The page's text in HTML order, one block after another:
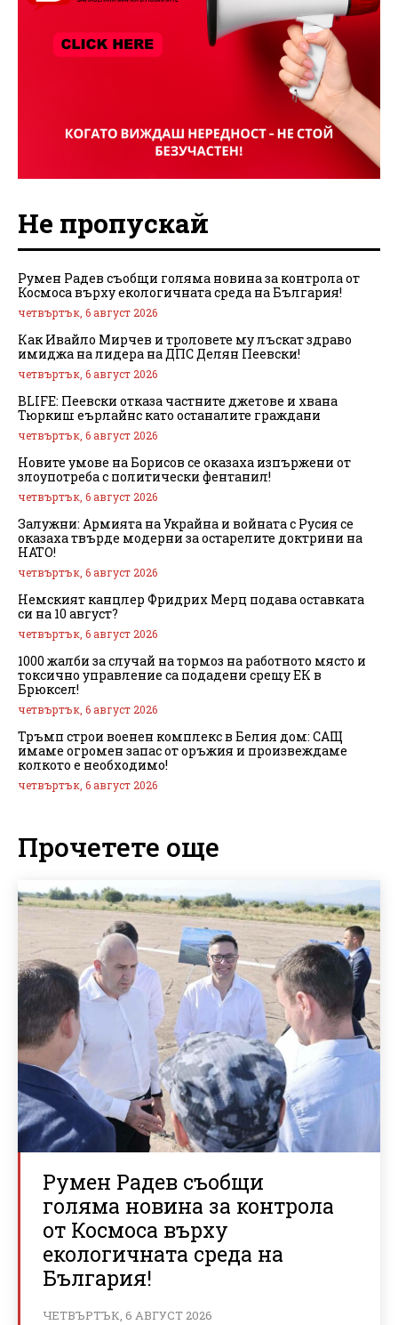
Не пропускай
Румен Радев съобщи голяма новина за контрола от
Космоса върху екологичната среда на България!
четвъртък, 6 август 2026
Как Ивайло Мирчев и троловете му лъскат здраво
имиджа на лидера на ДПС Делян Пеевски!
четвъртък, 6 август 2026
BLIFE: Пеевски отказа частните джетове и хвана
Тюркиш еърлайнс като останалите граждани
четвъртък, 6 август 2026
Новите умове на Борисов се оказаха изпържени от
злоупотреба с политически фентанил!
четвъртък, 6 август 2026
Залужни: Армията на Украйна и войната с Русия се
оказаха твърде модерни за остарелите доктрини на
НАТО!
четвъртък, 6 август 2026
Немският канцлер Фридрих Мерц подава оставката
си на 10 август?
четвъртък, 6 август 2026
1000 жалби за случай на тормоз на работното място и
токсично управление са подадени срещу ЕК в
Брюксел!
четвъртък, 6 август 2026
Тръмп строи военен комплекс в Белия дом: САЩ
имаме огромен запас от оръжия и произвеждаме
колкото е необходимо!
четвъртък, 6 август 2026
Прочетете още
Румен Радев съобщи
голяма новина за контрола
от Космоса върху
екологичната среда на
България!
ЧЕТВЪРТЪК, 6 АВГУСТ 2026